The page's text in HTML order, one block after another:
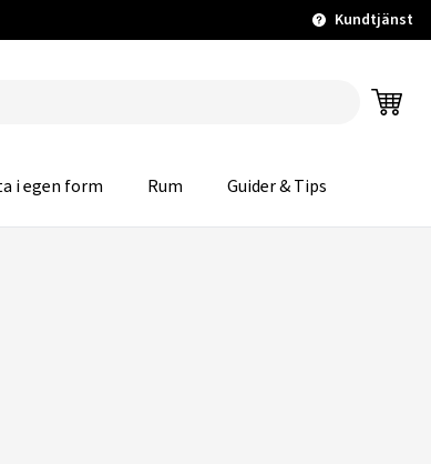
Kundtjänst
i egen form Rum Guider & Tips